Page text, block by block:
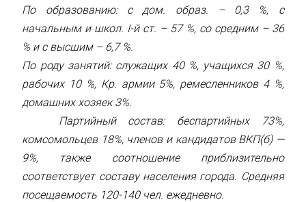
По образованию: с дом. образ. – 0,3 %, с
начальным и школ. I-й ст. – 57 %, со средним – 36
% и с высшим – 6,7 %.
По роду занятий: служащих 40 %, учащихся 30 %,
рабочих 10 %, Кр. армии 5%, ремесленников 4 %,
домашних хозяек 3%.
Партийный состав: беспартийных 73%,
комсомольцев 18%, членов и кандидатов ВКП(б) —
9%, также соотношение приблизительно
соответствует составу населения города. Средняя
посещаемость 120-140 чел. ежедневно.